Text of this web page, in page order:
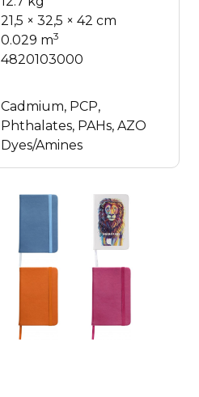
21,5 × 32,5 × 42 cm
0.029 m3
4820103000
Cadmium, PCP,
Phthalates, PAHs, AZO
Dyes/Amines